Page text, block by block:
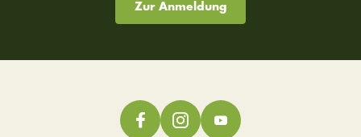
Zur Anmeldung